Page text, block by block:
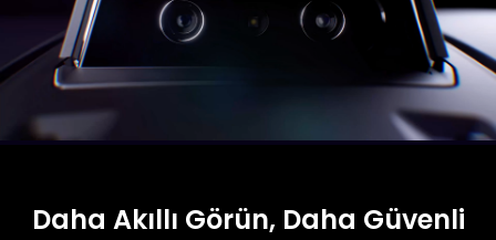
Daha Akıllı Görün, Daha Güvenli